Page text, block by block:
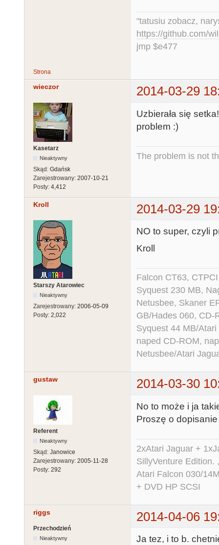
"tatusiu zobacz,
https://github.com/
jmp $e477
Strona
wieczor 2014-03-29
Kasetarz
Nieaktywny
Skąd: Gdańsk
Zarejestrowany: 2007-10-21
Posty: 4,412
Uzbierała się
problem :)
The problem is not
Kroll 2014-03-29
Starszy Atarowiec
Nieaktywny
Zarejestrowany: 2006-05-09
Posty: 2,022
NO to super, czyli
Kroll
Falcon CT63,
Syquest 230 MB,
Netusbee, Skaner
GB/Hades 060, CD-
Syquest 44 MB/
naped CD-ROM,
Netusbee/Atari
gustaw 2014-03-30
Referent
Nieaktywny
Skąd: Janowice
Zarejestrowany: 2005-11-28
Posty: 292
No to może i ja
Proszę o
2xAtari Jaguar +
SillyVenture Edition.
Atari Falcon 030/
+ DVD HP SCSI
riggs 2014-04-06
Przechodzień
Nieaktywny Ja tez, i to b.